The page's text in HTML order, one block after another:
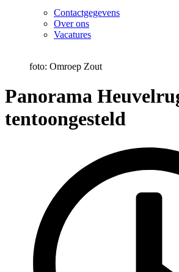
Contactgegevens
Over ons
Vacatures
foto: Omroep Zout
Panorama
tentoongesteld